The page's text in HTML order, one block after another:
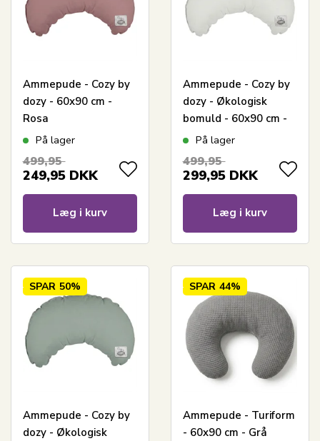
Ammepude - Cozy by
dozy - 60x90 cm -
Rosa
På lager
499,95
249,95 DKK
Læg i kurv
Ammepude - Cozy by
dozy - Økologisk
bomuld - 60x90 cm -
GråPå lager
499,95
299,95 DKK
Læg i kurv
SPAR 50%
Ammepude - Cozy by
dozy - Økologisk
SPAR 44%
Ammepude - Turiform
- 60x90 cm - Grå